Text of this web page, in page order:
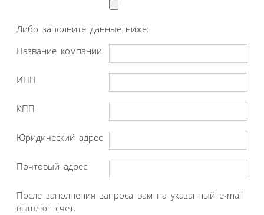
Либо заполните данные ниже:
Название компании
ИНН
КПП
Юридический адрес
Почтовый адрес
После заполнения запроса вам на указанный e-mail
вышлют счет.